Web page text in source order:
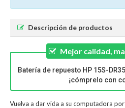
Descripción de productos
Mejor calidad,
Batería de repuesto HP 15S-
¡cómprelo con
Vuelva a dar vida a su computadora